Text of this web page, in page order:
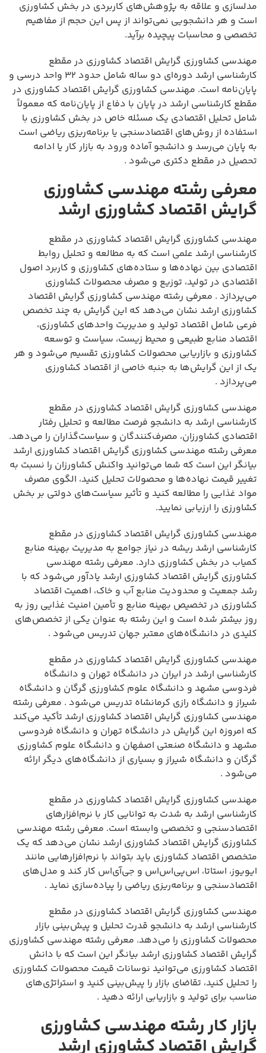
مدلسازی و علاقه به پژوهش‌های کاربردی در بخش کشاورزی
است و هر دانشجویی نمی‌تواند از پس این حجم از مفاهیم
تخصصی و محاسبات پیچیده برآید.
مهندسی کشاورزی گرایش اقتصاد کشاورزی در مقطع
کارشناسی ارشد دوره‌ای دو ساله شامل حدود ۳۲ واحد درسی و
پایان‌نامه است. مهندسی کشاورزی گرایش اقتصاد کشاورزی در
مقطع کارشناسی ارشد در پایان با دفاع از پایان‌نامه که معمولاً
شامل تحلیل اقتصادی یک مسئله خاص در بخش کشاورزی با
استفاده از روش‌های اقتصادسنجی یا برنامه‌ریزی ریاضی است
به پایان می‌رسد و دانشجو آماده ورود به بازار کار یا ادامه
تحصیل در مقطع دکتری می‌شود .
معرفی رشته مهندسی کشاورزی
گرایش اقتصاد کشاورزی ارشد
مهندسی کشاورزی گرایش اقتصاد کشاورزی در مقطع
کارشناسی ارشد علمی است که به مطالعه و تحلیل روابط
اقتصادی بین نهاده‌ها و ستاده‌های کشاورزی و کاربرد اصول
اقتصادی در تولید، توزیع و مصرف محصولات کشاورزی
می‌پردازد . معرفی رشته مهندسی کشاورزی گرایش اقتصاد
کشاورزی ارشد نشان می‌دهد که این گرایش به چند تخصص
فرعی شامل اقتصاد تولید و مدیریت واحدهای کشاورزی،
اقتصاد منابع طبیعی و محیط زیست، سیاست و توسعه
کشاورزی و بازاریابی محصولات کشاورزی تقسیم می‌شود و هر
یک از این گرایش‌ها به جنبه خاصی از اقتصاد کشاورزی
می‌پردازد .
مهندسی کشاورزی گرایش اقتصاد کشاورزی در مقطع
کارشناسی ارشد به دانشجو فرصت مطالعه و تحلیل رفتار
اقتصادی کشاورزان، مصرف‌کنندگان و سیاست‌گذاران را می‌دهد.
معرفی رشته مهندسی کشاورزی گرایش اقتصاد کشاورزی ارشد
بیانگر این است که شما می‌توانید واکنش کشاورزان را نسبت به
تغییر قیمت نهاده‌ها و محصولات تحلیل کنید، الگوی مصرف
مواد غذایی را مطالعه کنید و تأثیر سیاست‌های دولتی بر بخش
کشاورزی را ارزیابی نمایید.
مهندسی کشاورزی گرایش اقتصاد کشاورزی در مقطع
کارشناسی ارشد ریشه در نیاز جوامع به مدیریت بهینه منابع
کمیاب در بخش کشاورزی دارد. معرفی رشته مهندسی
کشاورزی گرایش اقتصاد کشاورزی ارشد یادآور می‌شود که با
رشد جمعیت و محدودیت منابع آب و خاک، اهمیت اقتصاد
کشاورزی در تخصیص بهینه منابع و تأمین امنیت غذایی روز به
روز بیشتر شده است و این رشته به عنوان یکی از تخصص‌های
کلیدی در دانشگاه‌های معتبر جهان تدریس می‌شود .
مهندسی کشاورزی گرایش اقتصاد کشاورزی در مقطع
کارشناسی ارشد در ایران در دانشگاه تهران و دانشگاه
فردوسی مشهد و دانشگاه علوم کشاورزی گرگان و دانشگاه
شیراز و دانشگاه رازی کرمانشاه تدریس می‌شود . معرفی رشته
مهندسی کشاورزی گرایش اقتصاد کشاورزی ارشد تأکید می‌کند
که امروزه این گرایش در دانشگاه تهران و دانشگاه فردوسی
مشهد و دانشگاه صنعتی اصفهان و دانشگاه علوم کشاورزی
گرگان و دانشگاه شیراز و بسیاری از دانشگاه‌های دیگر ارائه
می‌شود .
مهندسی کشاورزی گرایش اقتصاد کشاورزی در مقطع
کارشناسی ارشد به شدت به توانایی کار با نرم‌افزارهای
اقتصادسنجی و تخصصی وابسته است. معرفی رشته مهندسی
کشاورزی گرایش اقتصاد کشاورزی ارشد نشان می‌دهد که یک
متخصص اقتصاد کشاورزی باید بتواند با نرم‌افزارهایی مانند
ایویوز، استاتا، اس‌پی‌اس‌اس و جی‌آی‌اس کار کند و مدل‌های
اقتصادسنجی و برنامه‌ریزی ریاضی را پیاده‌سازی نماید .
مهندسی کشاورزی گرایش اقتصاد کشاورزی در مقطع
کارشناسی ارشد به دانشجو قدرت تحلیل و پیش‌بینی بازار
محصولات کشاورزی را می‌دهد. معرفی رشته مهندسی کشاورزی
گرایش اقتصاد کشاورزی ارشد بیانگر این است که با دانش
اقتصاد کشاورزی می‌توانید نوسانات قیمت محصولات کشاورزی
را تحلیل کنید، تقاضای بازار را پیش‌بینی کنید و استراتژی‌های
مناسب برای تولید و بازاریابی ارائه دهید .
بازار کار رشته مهندسی کشاورزی
گرایش اقتصاد کشاورزی ارشد